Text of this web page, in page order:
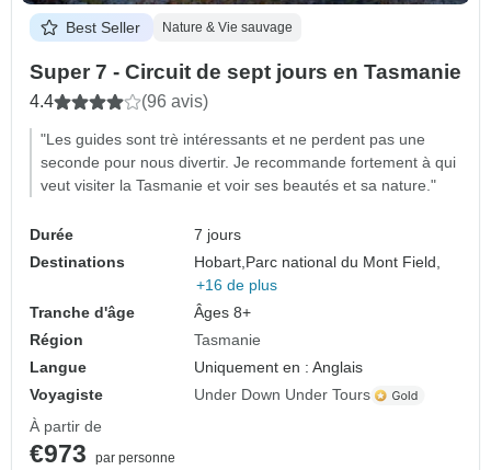
Best Seller Nature & Vie sauvage
Super 7 - Circuit de sept jours en Tasmanie
4.4 (96 avis)
"Les guides sont trè intéressants et ne perdent pas une
seconde pour nous divertir. Je recommande fortement à qui
veut visiter la Tasmanie et voir ses beautés et sa nature."
Durée
7 jours
Destinations
Hobart, Parc national du Mont Field,
+16 de plus
Tranche d'âge
Âges 8+
Région
Tasmanie
Langue
Uniquement en : Anglais
Voyagiste
Under Down Under Tours
À partir de
€973
par personne